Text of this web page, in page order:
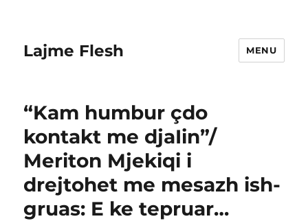
Lajme Flesh MENU
“Kam humbur çdo
kontakt me djaIin”/
Meriton Mjekiqi i
drejtohet me mesazh ish-
gruas: E ke tepruar…